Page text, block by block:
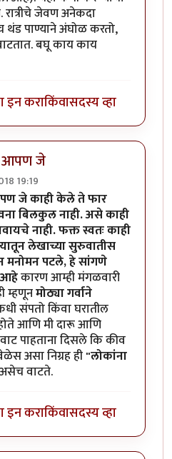
रात्रीचे जेवण अनेकदा
थंड पाण्याने अंघोळ करतो,
बघू काय काय
इन कराकिंवासदस्य व्हा
आपण जे
19:19
जे काही केले ते फार
बिलकुल नाही. असे काही
नाही. फक्त स्वतः काही
लेखाच्या सुरुवातीस
मनोमन पटले, हे सांगणे
आहेकारण आम्ही मंगळवारी
म्हणूनमोठ्या गर्वाने
संपतो किंवा घरातील
आणि मी दारू आणि
पाहताना दिसले कि कीव
असा निग्रह ही"लोकांना
वाटते.
इन कराकिंवासदस्य व्हा